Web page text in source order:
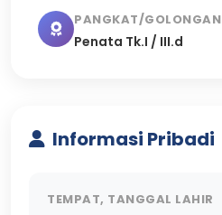
PANGKAT/GOLONGAN
Penata Tk.I / III.d
Informasi Pribadi
TEMPAT, TANGGAL LAHIR